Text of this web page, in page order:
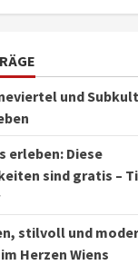
und
erleben: Diese
sind gratis –
stilvoll und
Herzen Wiens